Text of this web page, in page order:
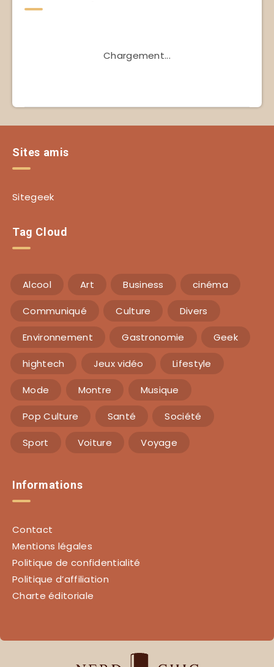
Chargement...
Sites amis
Sitegeek
Tag Cloud
Alcool Art Business cinéma
Communiqué Culture Divers
Environnement Gastronomie Geek
hightech Jeux vidéo Lifestyle
Mode Montre Musique
Pop Culture Santé Société
Sport Voiture Voyage
Informations
Contact
Mentions légales
Politique de confidentialité
Politique d’affiliation
Charte éditoriale